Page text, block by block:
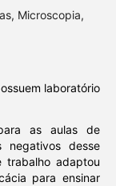
Microscopia,
laboratório
as aulas de
negativos desse
trabalho adaptou
para ensinar